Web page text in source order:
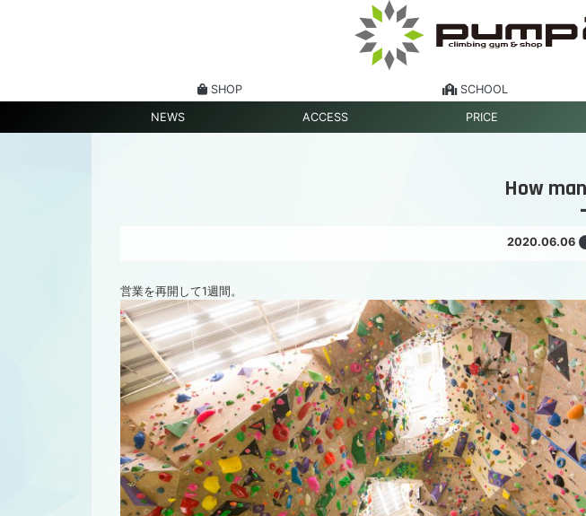
SHOP SCHOOL
NEWS ACCESS PRICE
How
2020.06.06
営業を再開して1週間。